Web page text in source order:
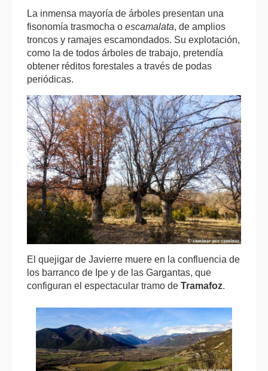
La inmensa mayoría de árboles presentan una
fisonomía trasmocha o escamalata, de amplios
troncos y ramajes escamondados. Su explotación,
como la de todos árboles de trabajo, pretendía
obtener réditos forestales a través de podas
periódicas.
El quejigar de Javierre muere en la confluencia de
los barranco de Ipe y de las Gargantas, que
configuran el espectacular tramo de Tramafoz.